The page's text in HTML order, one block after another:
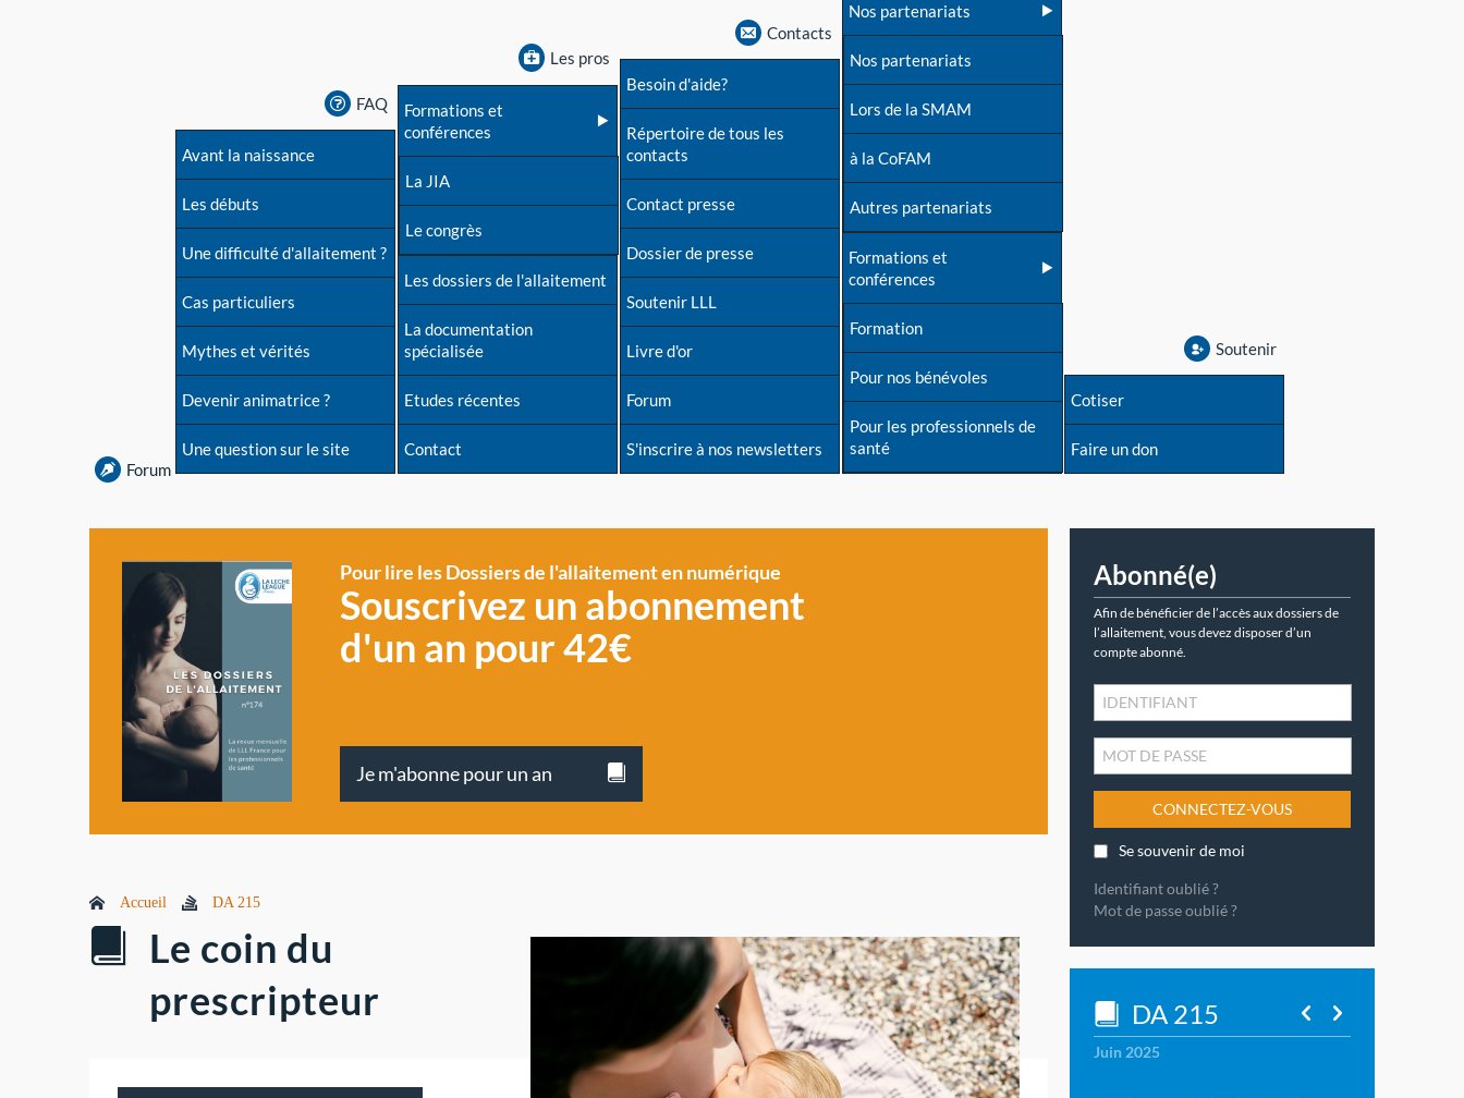
Forum
FAQ
Avant la naissance
Les débuts
Une difficulté d'allaitement ?
Cas particuliers
Mythes et vérités
Devenir animatrice ?
Une question sur le site
Les pros
Formations et
conférences
La JIA
Le congrès
Les dossiers de l'allaitement
La documentation
spécialisée
Etudes récentes
Contact
Contacts
Besoin d'aide?
Répertoire de tous les
contacts
Contact presse
Dossier de presse
Soutenir LLL
Livre d'or
Forum
S'inscrire à nos newsletters
Nos partenariats
Nos partenariats
Lors de la SMAM
à la CoFAM
Autres partenariats
Formations et
conférences
Formation
Pour nos bénévoles
Pour les professionnels de
santé
Soutenir
Cotiser
Faire un don
Pour lire les Dossiers de l'allaitement en numérique
Souscrivez un abonnement
d'un an pour 42€
Je m'abonne pour un an
Accueil DA 215
Le coin du
prescripteur
Abonné(e)
Afin de bénéficier de l’accès aux dossiers de
l’allaitement, vous devez disposer d’un
compte abonné.
CONNECTEZ-VOUS
Se souvenir de moi
Identifiant oublié ?
Mot de passe oublié ?
DA 215
Juin 2025